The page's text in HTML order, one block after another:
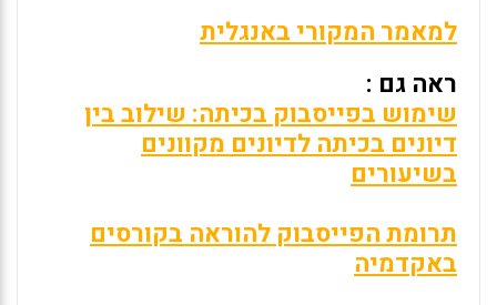
למאמר המקורי באנגלית
ראה גם :
שימוש בפייסבוק בכיתה: שילוב בין
דיונים בכיתה לדיונים מקוונים
בשיעורים
תרומת הפייסבוק להוראה בקורסים
באקדמיה